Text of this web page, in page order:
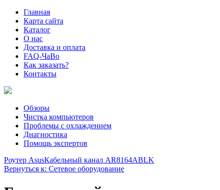
Главная
Карта сайта
Каталог
О нас
Доставка и оплата
FAQ-ЧаВо
Как заказать?
Контакты
Обзоры
Чистка компьютеров
Проблемы с охлаждением
Диагностика
Помощь экспертов
Роутер AsusКабельный канал AR8164ABLK
Вернуться к: Сетевое оборудование